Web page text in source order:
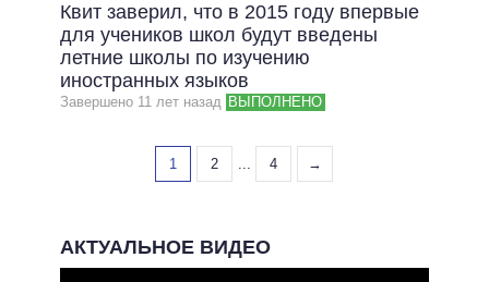
Квит заверил, что в 2015 году впервые
для учеников школ будут введены
летние школы по изучению
иностранных языков
Завершено 11 лет назад ВЫПОЛНЕНО
1 2 ... 4 →
АКТУАЛЬНОЕ ВИДЕО